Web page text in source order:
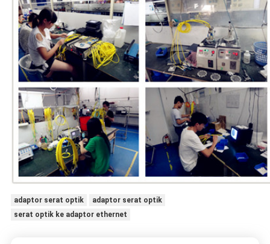
adaptor serat optik
adaptor serat optik
serat optik ke adaptor ethernet